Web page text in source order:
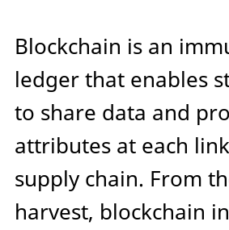
Blockchain is an
ledger that enables
to share data and
attributes at each
supply chain. From
harvest, blockchain